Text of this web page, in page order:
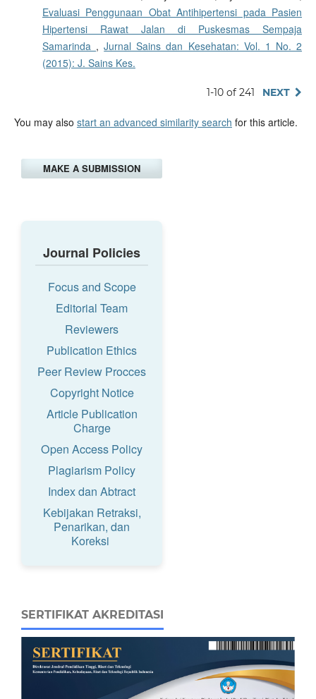
Evaluasi Penggunaan Obat Antihipertensi pada Pasien
Hipertensi Rawat Jalan di Puskesmas Sempaja
Samarinda ,Jurnal Sains dan Kesehatan: Vol. 1 No. 2
(2015): J. Sains Kes.
1-10 of 241 NEXT
You may also start an advanced similarity search for this article.
MAKE A SUBMISSION
Journal Policies
Focus and Scope
Editorial Team
Reviewers
Publication Ethics
Peer Review Procces
Copyright Notice
Article Publication
Charge
Open Access Policy
Plagiarism Policy
Index dan Abtract
Kebijakan Retraksi,
Penarikan, dan
Koreksi
SERTIFIKAT AKREDITASI